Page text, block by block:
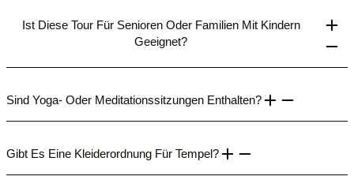
Ist Diese Tour Für Senioren Oder Familien Mit Kindern
Geeignet?
Sind Yoga- Oder Meditationssitzungen Enthalten?
Gibt Es Eine Kleiderordnung Für Tempel?